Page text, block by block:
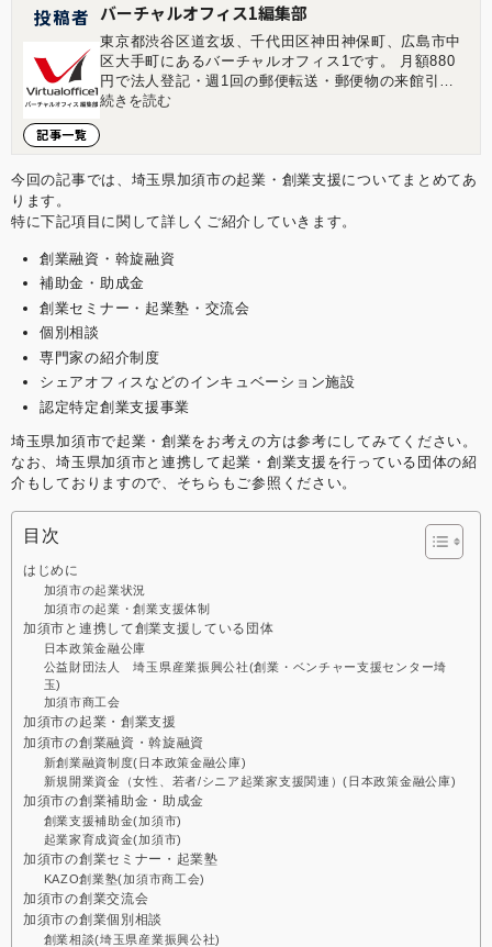
投稿者
記事一覧
バーチャルオフィス1編集部
東京都渋谷区道玄坂、千代田区神田神保町、広島市中
区大手町にあるバーチャルオフィス1です。 月額880
円で法人登記・週1回の郵便転送・郵便物の来館引取
ができる起業家やフリーランスのためのバーチャルオ
ビル8B バーチャルオフィス1神保町店 東京都千代田
広島店 広島県広島市中区大手町1-1-20 相生橋ビル7階
続きを読む
今回の記事では、埼玉県加須市の起業・創業支援についてまとめてあ
ります。
特に下記項目に関して詳しくご紹介していきます。
創業融資・斡旋融資
補助金・助成金
創業セミナー・起業塾・交流会
個別相談
専門家の紹介制度
シェアオフィスなどのインキュベーション施設
認定特定創業支援事業
埼玉県加須市で起業・創業をお考えの方は参考にしてみてください。
なお、埼玉県加須市と連携して起業・創業支援を行っている団体の紹
介もしておりますので、そちらもご参照ください。
目次
はじめに
加須市の起業状況
加須市の起業・創業支援体制
加須市と連携して創業支援している団体
日本政策金融公庫
公益財団法人 埼玉県産業振興公社(創業・ベンチャー支援センター埼
玉)
加須市商工会
加須市の起業・創業支援
加須市の創業融資・斡旋融資
新創業融資制度(日本政策金融公庫)
新規開業資金（女性、若者/シニア起業家支援関連）(日本政策金融公庫)
加須市の創業補助金・助成金
創業支援補助金(加須市)
起業家育成資金(加須市)
加須市の創業セミナー・起業塾
KAZO創業塾(加須市商工会)
加須市の創業交流会
加須市の創業個別相談
創業相談(埼玉県産業振興公社)